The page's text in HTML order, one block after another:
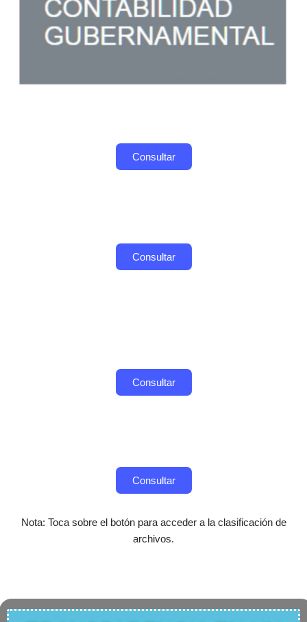
Consultar
Consultar
Consultar
Consultar
Nota: Toca sobre el botón para acceder a la clasificación de
archivos.